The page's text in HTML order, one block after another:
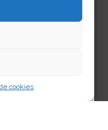
de cookies
ל-2024, היא
הטעמים, המוצרים